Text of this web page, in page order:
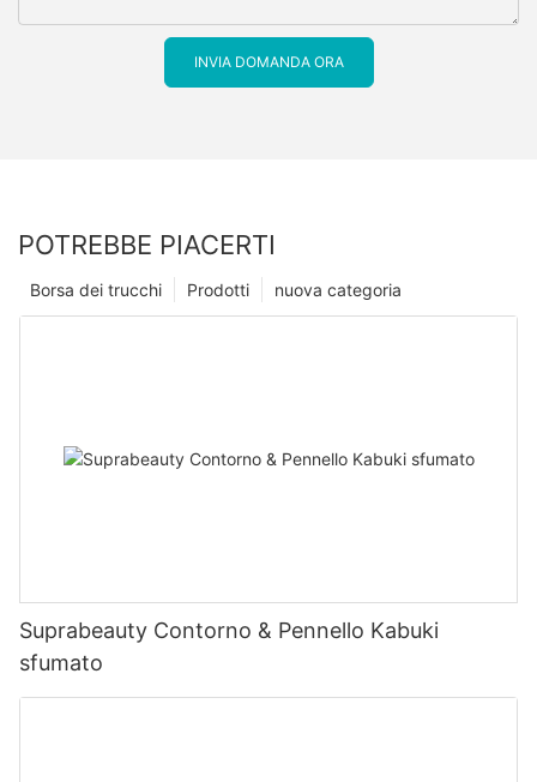
INVIA DOMANDA ORA
POTREBBE PIACERTI
nuova categoria
Prodotti
Borsa dei trucchi
Suprabeauty Contorno & Pennello Kabuki
sfumato